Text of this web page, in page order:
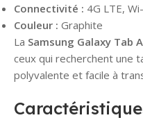
Connectivité : 4G LTE,
Couleur : Graphite
La Samsung Galaxy Tab
ceux qui recherchent une
polyvalente et facile à